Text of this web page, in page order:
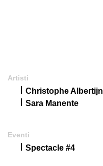
Artisti
Christophe Albertijn
Sara Manente
Eventi
Spectacle #4